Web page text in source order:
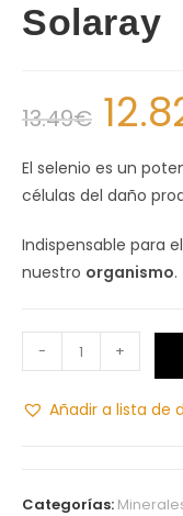
Solaray
13.49€
El selenio es un
células del daño
Indispensable para el
nuestro organismo.
- +
Añadir a lista de
Categorías: